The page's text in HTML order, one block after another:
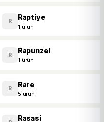
R Raptiye
1 ürün
R Rapunzel
1 ürün
R Rare
5 ürün
Rasasi